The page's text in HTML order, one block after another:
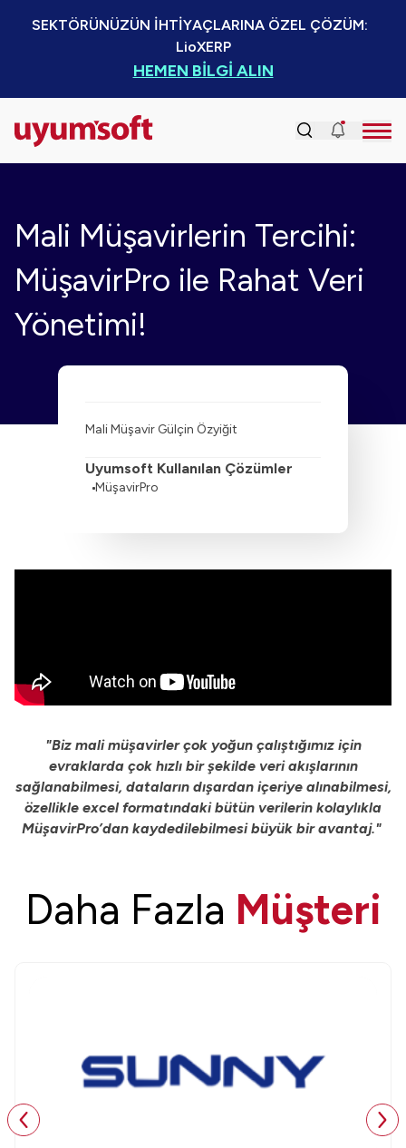
SEKTÖRÜNÜZÜN İHTİYAÇLARINA ÖZEL ÇÖZÜM:
LioXERP
HEMEN BİLGİ ALIN
Mali Müşavirlerin Tercihi:
MüşavirPro ile Rahat Veri
Yönetimi!
Mali Müşavir Gülçin Özyiğit
Uyumsoft Kullanılan Çözümler
MüşavirPro
"Biz mali müşavirler çok yoğun çalıştığımız için
evraklarda çok hızlı bir şekilde veri akışlarının
sağlanabilmesi, dataların dışardan içeriye alınabilmesi,
özellikle excel formatındaki bütün verilerin kolaylıkla
MüşavirPro’dan kaydedilebilmesi büyük bir avantaj."
Daha Fazla Müşteri